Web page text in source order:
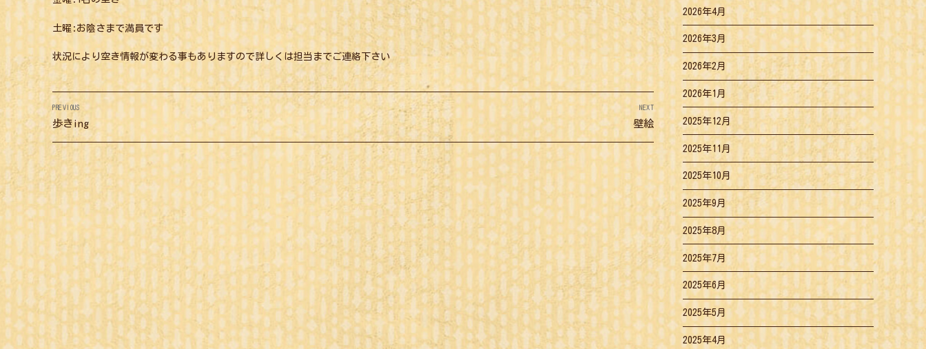
土曜:お陰さまで満員です
状況により空き情報が変わる事もありますので詳しくは担当までご連絡下さい
投
稿
ナ
ビ
ゲ
ー
シ
ョ
ン
PREVIOUS
Previous
post:
歩きing
NEXT
Next
壁絵
2026年4月
2026年3月
2026年2月
2026年1月
2025年12月
2025年11月
2025年10月
2025年9月
2025年8月
2025年7月
2025年6月
2025年5月
2025年4月